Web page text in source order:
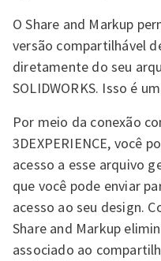
O Share and Markup
versão compartilhável
diretamente do seu
SOLIDWORKS. Isso é
Por meio da conexão
3DEXPERIENCE, você
acesso a esse arquivo
que você pode enviar
acesso ao seu design.
Share and Markup
associado ao